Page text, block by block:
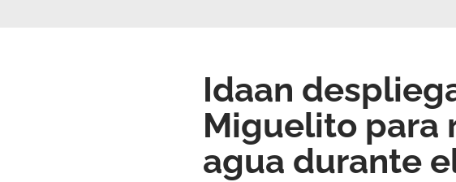
Idaan
Miguelito para
agua durante